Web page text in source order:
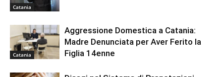
Catania
Catania
Aggressione Domestica a Catania:
Madre Denunciata per Aver Ferito la
Figlia 14enne